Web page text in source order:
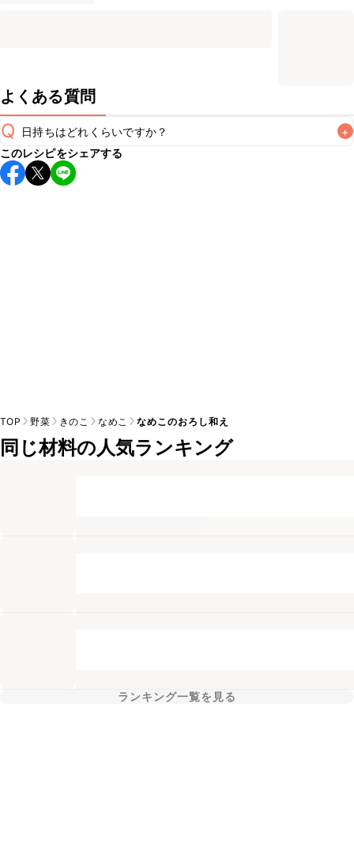
よくある質問
Q 日持ちはどれくらいですか？ +
保存期間は冷蔵で当日中が目安です。なるべくお早めにお召
し上がりください。
このレシピをシェアする
TOP 野菜 きのこ なめこ なめこのおろし和え
同じ材料の人気ランキング
ランキング一覧を見る